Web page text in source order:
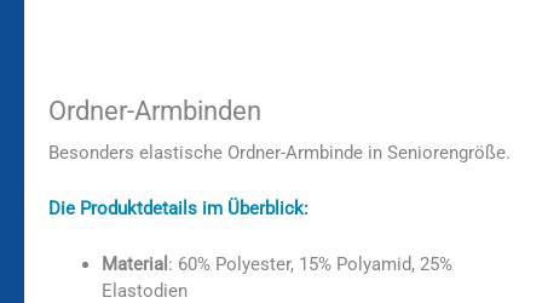
Ordner-Armbinden
Besonders elastische Ordner-Armbinde in Seniorengröße.
Die Produktdetails im Überblick:
Material : 60% Polyester, 15% Polyamid, 25%
Elastodien